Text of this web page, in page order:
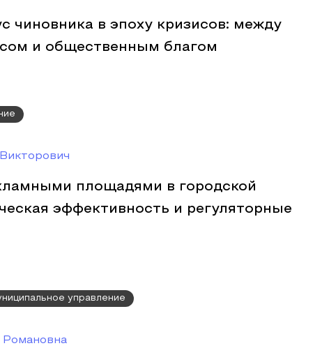
чиновника в эпоху кризисов: между
и общественным благом
площадями в городской
эффективность и регуляторные
управление
Романовна